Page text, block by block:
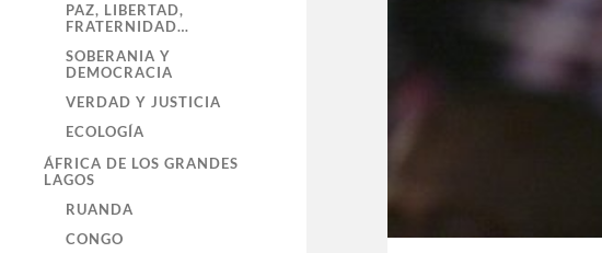
PAZ, LIBERTAD,
FRATERNIDAD…
SOBERANIA Y
DEMOCRACIA
VERDAD Y JUSTICIA
ECOLOGÍA
ÁFRICA DE LOS GRANDES
LAGOS
RUANDA
CONGO